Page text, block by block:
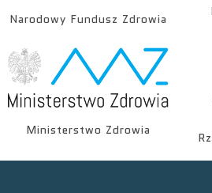
Narodowy Fundusz Zdrowia
Ministerstwo Zdrowia